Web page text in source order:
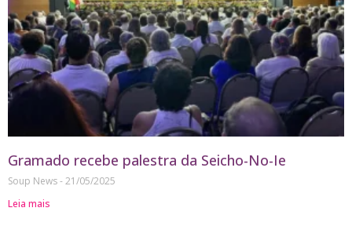
Gramado recebe palestra da Seicho-No-Ie
Soup News 21/05/2025
Leia mais